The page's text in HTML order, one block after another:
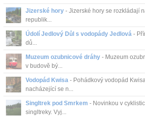
Jizerské hory - Jizerské hory se rozkládají
republik...
Údolí Jedlový Důl s vodopády Jedlová -
dů...
Muzeum ozubnicové dráhy - Muzeum
v budově bý...
Vodopád Kwisa - Pohádkový vodopád
nacházející se n...
Singltrek pod Smrkem - Novinkou v
singltreky. Vyj...